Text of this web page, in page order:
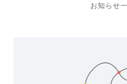
お知らせ